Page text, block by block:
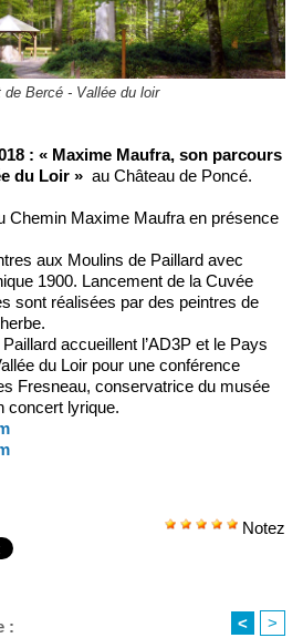
de Bercé - Vallée du loir
: « Maxime Maufra, son parcours
du Loir » au Château de Poncé.
Chemin Maxime Maufra en présence
aux Moulins de Paillard avec
1900. Lancement de la Cuvée
sont réalisées par des peintres de
accueillent l’AD3P et le Pays
du Loir pour une conférence
Fresneau, conservatrice du musée
concert lyrique.
Notez
: < >